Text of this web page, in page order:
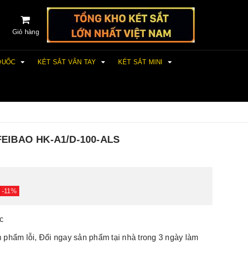
Giỏ hàng
KÉT SẮT VÂN TAY KÉT SẮT MINI
HK-A1/D-100-ALS
-11%
phẩm lỗi, Đổi ngay sản phẩm tại nhà trong 3 ngày làm